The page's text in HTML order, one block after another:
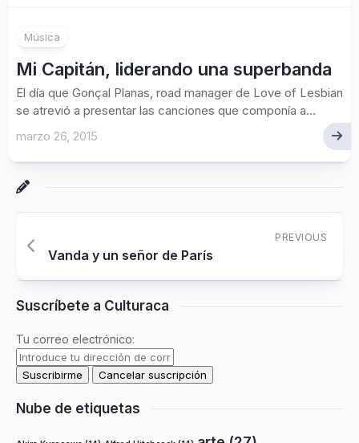
Música
Mi Capitán, liderando una superbanda
El día que Gonçal Planas, road manager de Love of Lesbian
se atrevió a presentar las canciones que componía a...
marzo 26, 2015
PREVIOUS
Vanda y un señor de París
Suscríbete a Culturaca
Tu correo electrónico:
Nube de etiquetas